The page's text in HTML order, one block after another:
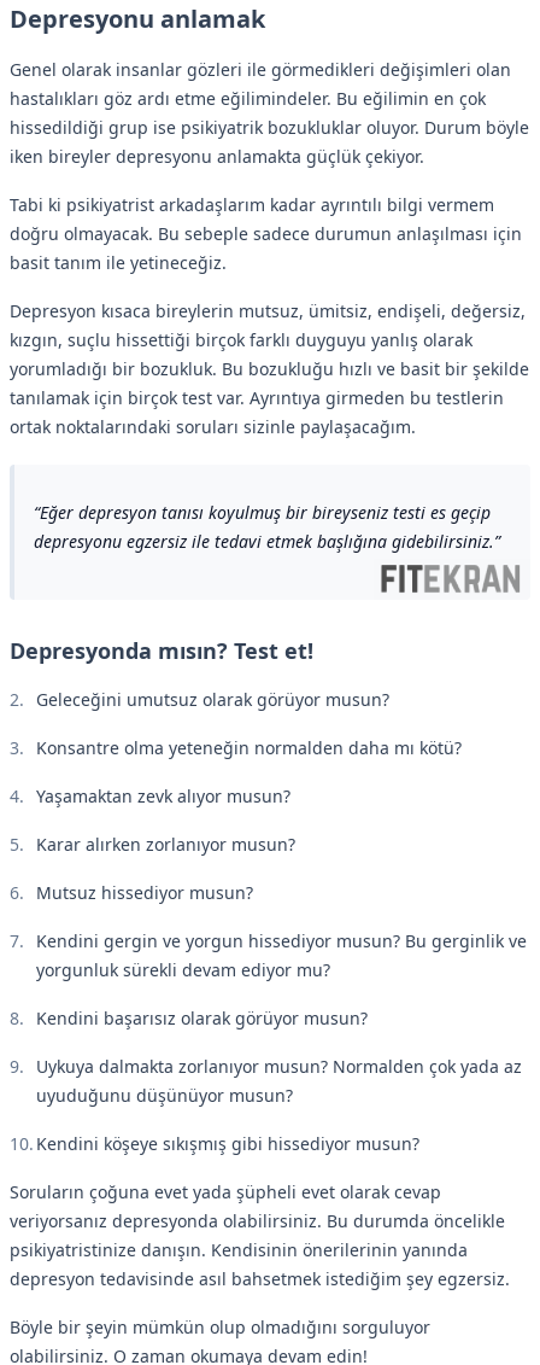
Depresyonu anlamak
Genel olarak insanlar gözleri ile görmedikleri değişimleri olan
hastalıkları göz ardı etme eğilimindeler. Bu eğilimin en çok
hissedildiği grup ise psikiyatrik bozukluklar oluyor. Durum böyle
iken bireyler depresyonu anlamakta güçlük çekiyor.
Tabi ki psikiyatrist arkadaşlarım kadar ayrıntılı bilgi vermem
doğru olmayacak. Bu sebeple sadece durumun anlaşılması için
basit tanım ile yetineceğiz.
Depresyon kısaca bireylerin mutsuz, ümitsiz, endişeli, değersiz,
kızgın, suçlu hissettiği birçok farklı duyguyu yanlış olarak
yorumladığı bir bozukluk. Bu bozukluğu hızlı ve basit bir şekilde
tanılamak için birçok test var. Ayrıntıya girmeden bu testlerin
ortak noktalarındaki soruları sizinle paylaşacağım.
Eğer depresyon tanısı koyulmuş bir bireyseniz testi es geçip
depresyonu egzersiz ile tedavi etmek başlığına gidebilirsiniz.
Depresyonda mısın? Test et!
Geleceğini umutsuz olarak görüyor musun?
Konsantre olma yeteneğin normalden daha mı kötü?
Yaşamaktan zevk alıyor musun?
Karar alırken zorlanıyor musun?
Mutsuz hissediyor musun?
Kendini gergin ve yorgun hissediyor musun? Bu gerginlik ve
yorgunluk sürekli devam ediyor mu?
Kendini başarısız olarak görüyor musun?
Uykuya dalmakta zorlanıyor musun? Normalden çok yada az
uyuduğunu düşünüyor musun?
Kendini köşeye sıkışmış gibi hissediyor musun?
Soruların çoğuna evet yada şüpheli evet olarak cevap
veriyorsanız depresyonda olabilirsiniz. Bu durumda öncelikle
psikiyatristinize danışın. Kendisinin önerilerinin yanında
depresyon tedavisinde asıl bahsetmek istediğim şey egzersiz.
Böyle bir şeyin mümkün olup olmadığını sorguluyor
olabilirsiniz. O zaman okumaya devam edin!